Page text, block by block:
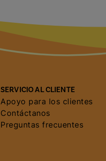
SERVICIO AL CLIENTE
Apoyo para los clientes
Contáctanos
Preguntas frecuentes